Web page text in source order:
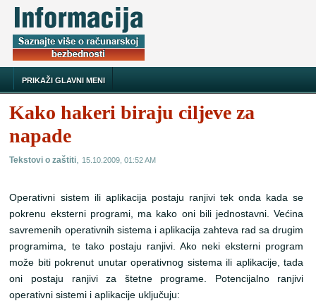
PRIKAŽI GLAVNI MENI
Kako hakeri biraju ciljeve za
napade
Tekstovi o zaštiti, 15.10.2009, 01:52 AM
Operativni sistem ili aplikacija postaju ranjivi tek onda kada se
pokrenu eksterni programi, ma kako oni bili jednostavni. Većina
savremenih operativnih sistema i aplikacija zahteva rad sa drugim
programima, te tako postaju ranjivi. Ako neki eksterni program
može biti pokrenut unutar operativnog sistema ili aplikacije, tada
oni postaju ranjivi za štetne programe. Potencijalno ranjivi
operativni sistemi i aplikacije uključuju: